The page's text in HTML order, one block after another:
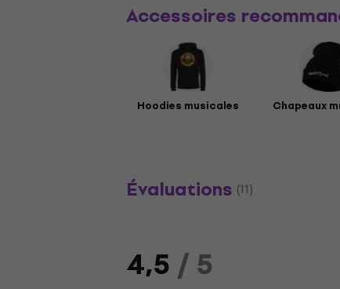
Accessoires
Hoodies musicales Chapeaux
Évaluations (11)
4,5/ 5